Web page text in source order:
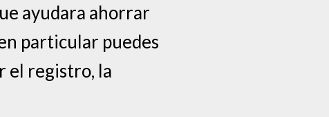
ayudara ahorrar
particular puedes
el registro, la